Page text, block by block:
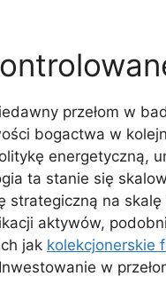
przełom w
bogactwa w
energetyczną,
ta stanie się
strategiczną na
aktywów,
jak kolekcjonerskie
w